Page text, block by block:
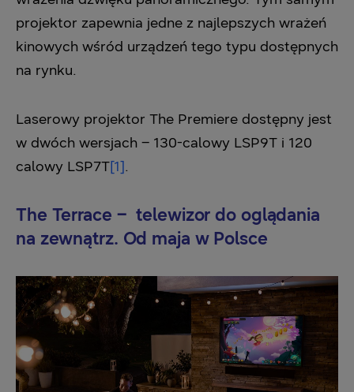
projektor zapewnia jedne z najlepszych wrażeń
kinowych wśród urządzeń tego typu dostępnych
na rynku.
Laserowy projektor The Premiere dostępny jest
w dwóch wersjach – 130-calowy LSP9T i 120
calowy LSP7T[1].
The Terrace – telewizor do oglądania
na zewnątrz. Od maja w Polsce